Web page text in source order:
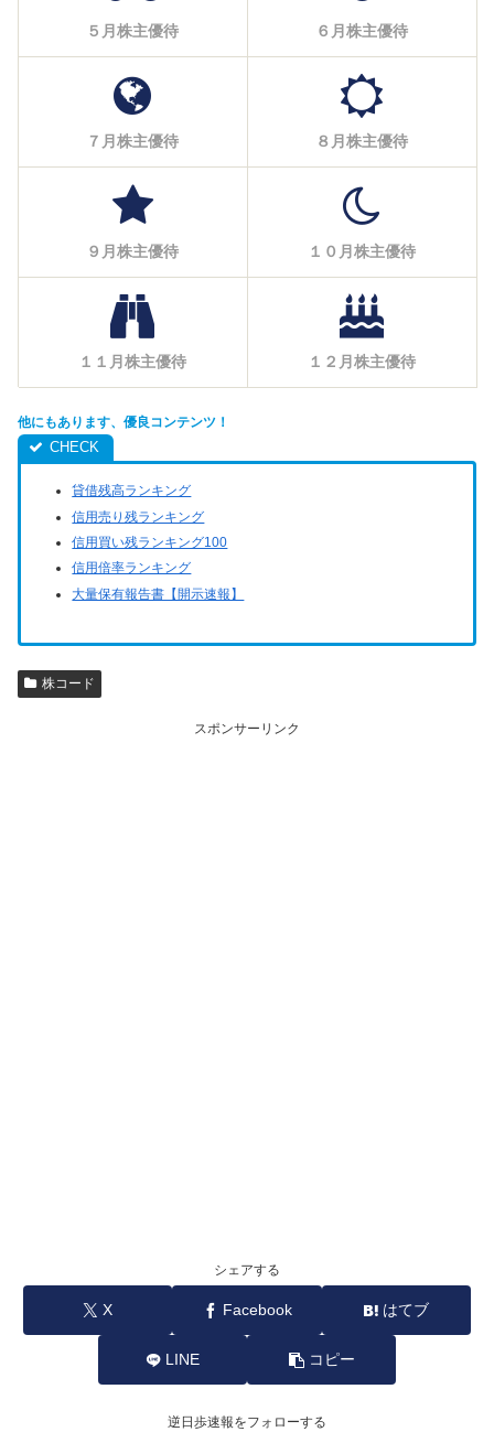
５月株主優待 ６月株主優待
７月株主優待 ８月株主優待
９月株主優待 １０月株主優待
１１月株主優待 １２月株主優待
他にもあります、優良コンテンツ！
貸借残高ランキング
信用売り残ランキング
信用買い残ランキング100
信用倍率ランキング
大量保有報告書【開示速報】
株コード
スポンサーリンク
シェアする
X Facebook はてブ
LINE コピー
逆日歩速報をフォローする